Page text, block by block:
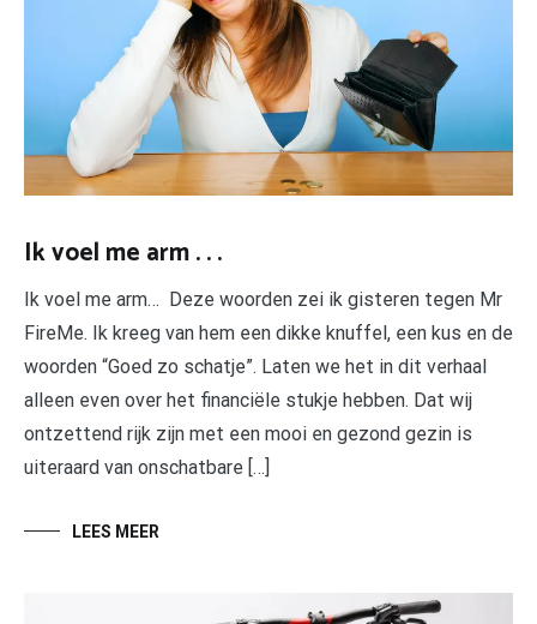
Ik voel me arm . . .
Ik voel me arm… Deze woorden zei ik gisteren tegen Mr
FireMe. Ik kreeg van hem een dikke knuffel, een kus en de
woorden “Goed zo schatje”. Laten we het in dit verhaal
alleen even over het financiële stukje hebben. Dat wij
ontzettend rijk zijn met een mooi en gezond gezin is
uiteraard van onschatbare […]
LEES MEER